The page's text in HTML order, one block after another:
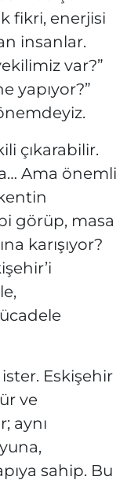
fikri, enerjisi
insanlar.
var?”
yapıyor?”
çıkarabilir.
Ama önemli
görüp, masa
karışıyor?
Eskişehir
ve
aynı
sahip. Bu